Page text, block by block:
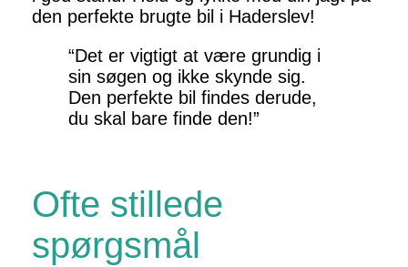
den perfekte brugte bil i Haderslev!
“Det er vigtigt at være grundig i
sin søgen og ikke skynde sig.
Den perfekte bil findes derude,
du skal bare finde den!”
Ofte stillede
spørgsmål